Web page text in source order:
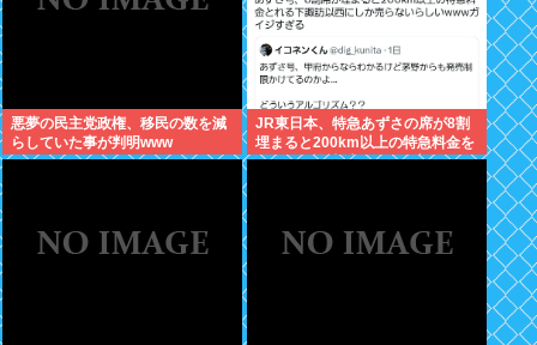
悪夢の民主党政権、移民の数を減
らしていた事が判明www
JR東日本、特急あずさの席が8割
埋まると200km以上の特急料金を
取れる下諏訪以西からの客にしか